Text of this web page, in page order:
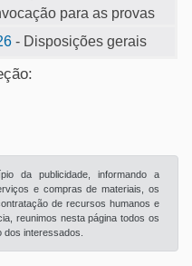
para as provas
- Disposições gerais
da publicidade, informando a
e compras de materiais, os
de recursos humanos e
reunimos nesta página todos os
interessados.